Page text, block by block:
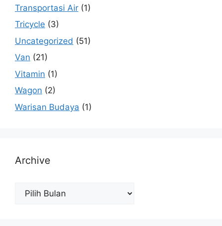
Transportasi Air (1)
Tricycle (3)
Uncategorized (51)
Van (21)
Vitamin (1)
Wagon (2)
Warisan Budaya (1)
Archive
Archive